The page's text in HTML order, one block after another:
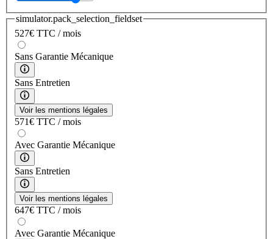
simulator.pack_selection_fieldset
527€ TTC / mois
Sans Garantie Mécanique
Sans Entretien
Voir les mentions légales
571€ TTC / mois
Avec Garantie Mécanique
Sans Entretien
Voir les mentions légales
647€ TTC / mois
Avec Garantie Mécanique